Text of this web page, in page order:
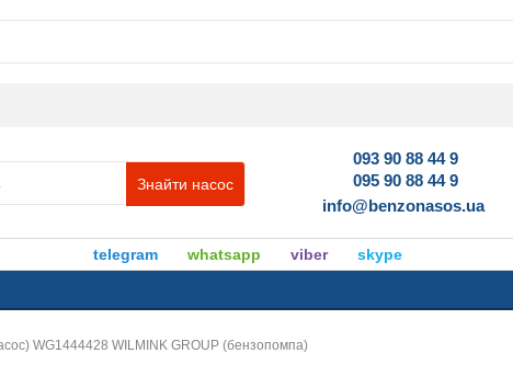
Знайти насос
093 90 88 44 9
095 90 88 44 9
info@benzonasos.ua
telegram whatsapp viber
skype
WG1444428 WILMINK GROUP (бензопомпа)